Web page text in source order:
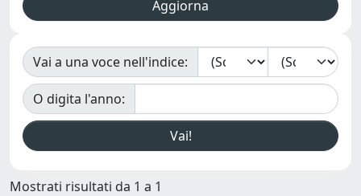
Vai a una voce nell'indice:
O digita l'anno:
Mostrati risultati da 1 a 1